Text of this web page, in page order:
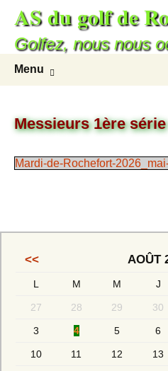
AS du golf de
Golfez, nous nous
Menu
Messieurs 1ère série
Mardi-de-Rochefort-
<< AOÛT
L M M J
27 28 29 30
3 4 5 6
10 11 12 13